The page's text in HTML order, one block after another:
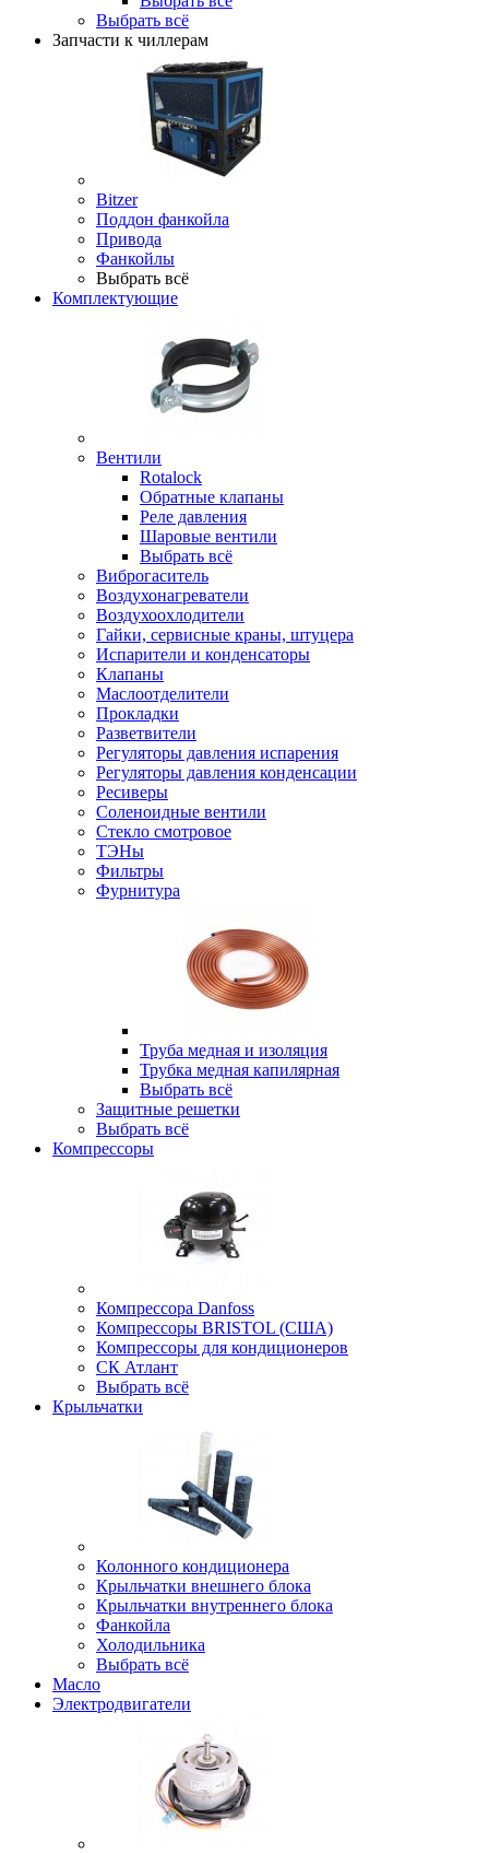
Выбрать всё
Запчасти к чиллерам
Bitzer
Поддон фанкойла
Привода
Фанкойлы
Выбрать всё
Комплектующие
Вентили
Rotalock
Обратные клапаны
Реле давления
Шаровые вентили
Выбрать всё
Виброгаситель
Воздухонагреватели
Воздухоохлодители
Гайки, сервисные краны, штуцера
Испарители и конденсаторы
Клапаны
Маслоотделители
Прокладки
Разветвители
Регуляторы давления испарения
Регуляторы давления конденсации
Ресиверы
Соленоидные вентили
Стекло смотровое
ТЭНы
Фильтры
Фурнитура
Труба медная и изоляция
Трубка медная капилярная
Выбрать всё
Защитные решетки
Выбрать всё
Компрессоры
Компрессора Danfoss
Компрессоры BRISTOL (США)
Компрессоры для кондиционеров
СК Атлант
Выбрать всё
Крыльчатки
Колонного кондиционера
Крыльчатки внешнего блока
Крыльчатки внутреннего блока
Фанкойла
Холодильника
Выбрать всё
Масло
Электродвигатели